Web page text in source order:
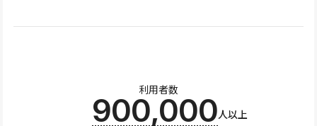
利用者数
900,000人以上